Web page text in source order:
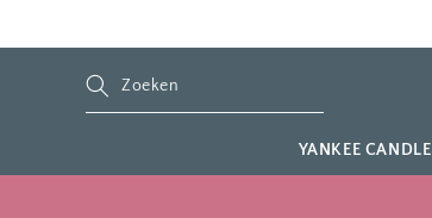
YANKEE CANDLE